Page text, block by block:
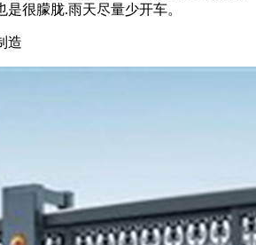
很朦胧.雨天尽量少开车。
造